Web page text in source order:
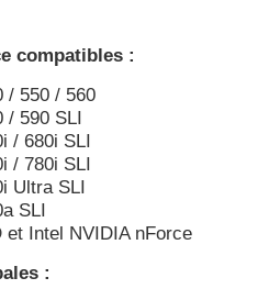
compatibles :
/ 550 / 560
/ 590 SLI
/ 680i SLI
/ 780i SLI
Ultra SLI
SLI
et Intel NVIDIA nForce
: